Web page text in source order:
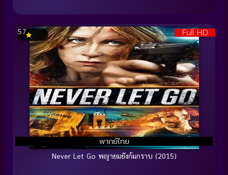
Full HD
พากย์ไทย
5.7
Never Let Go พญายมยังก้มกราบ (2015)